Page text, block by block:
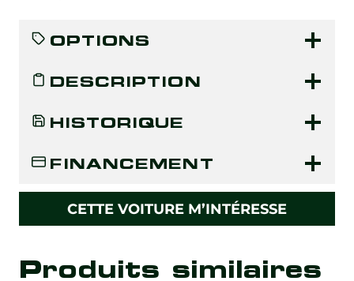
OPTIONS
DESCRIPTION
HISTORIQUE
FINANCEMENT
CETTE VOITURE M’INTÉRESSE
Produits similaires